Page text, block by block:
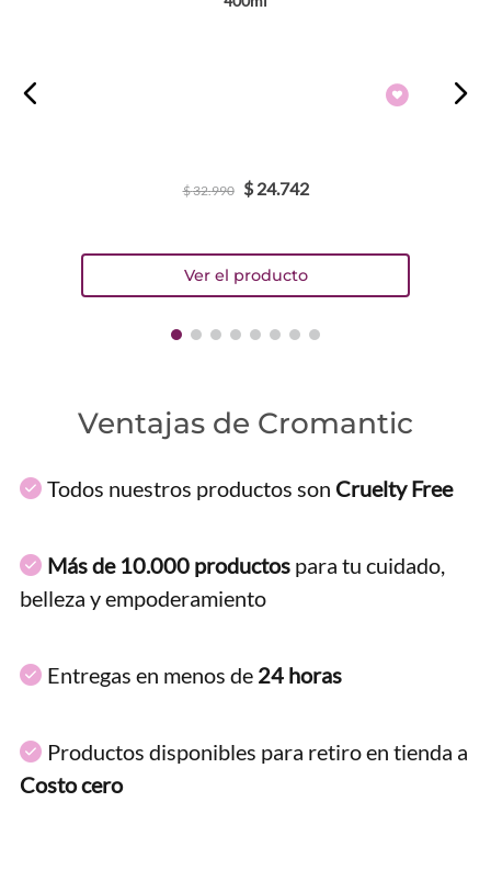
$32.990 $ 24.742
Ventajas de Cromantic
Todos nuestros productos son Cruelty Free
Más de 10.000 productos para tu cuidado,
belleza y empoderamiento
Entregas en menos de 24 horas
Productos disponibles para retiro en tienda a
Costo cero